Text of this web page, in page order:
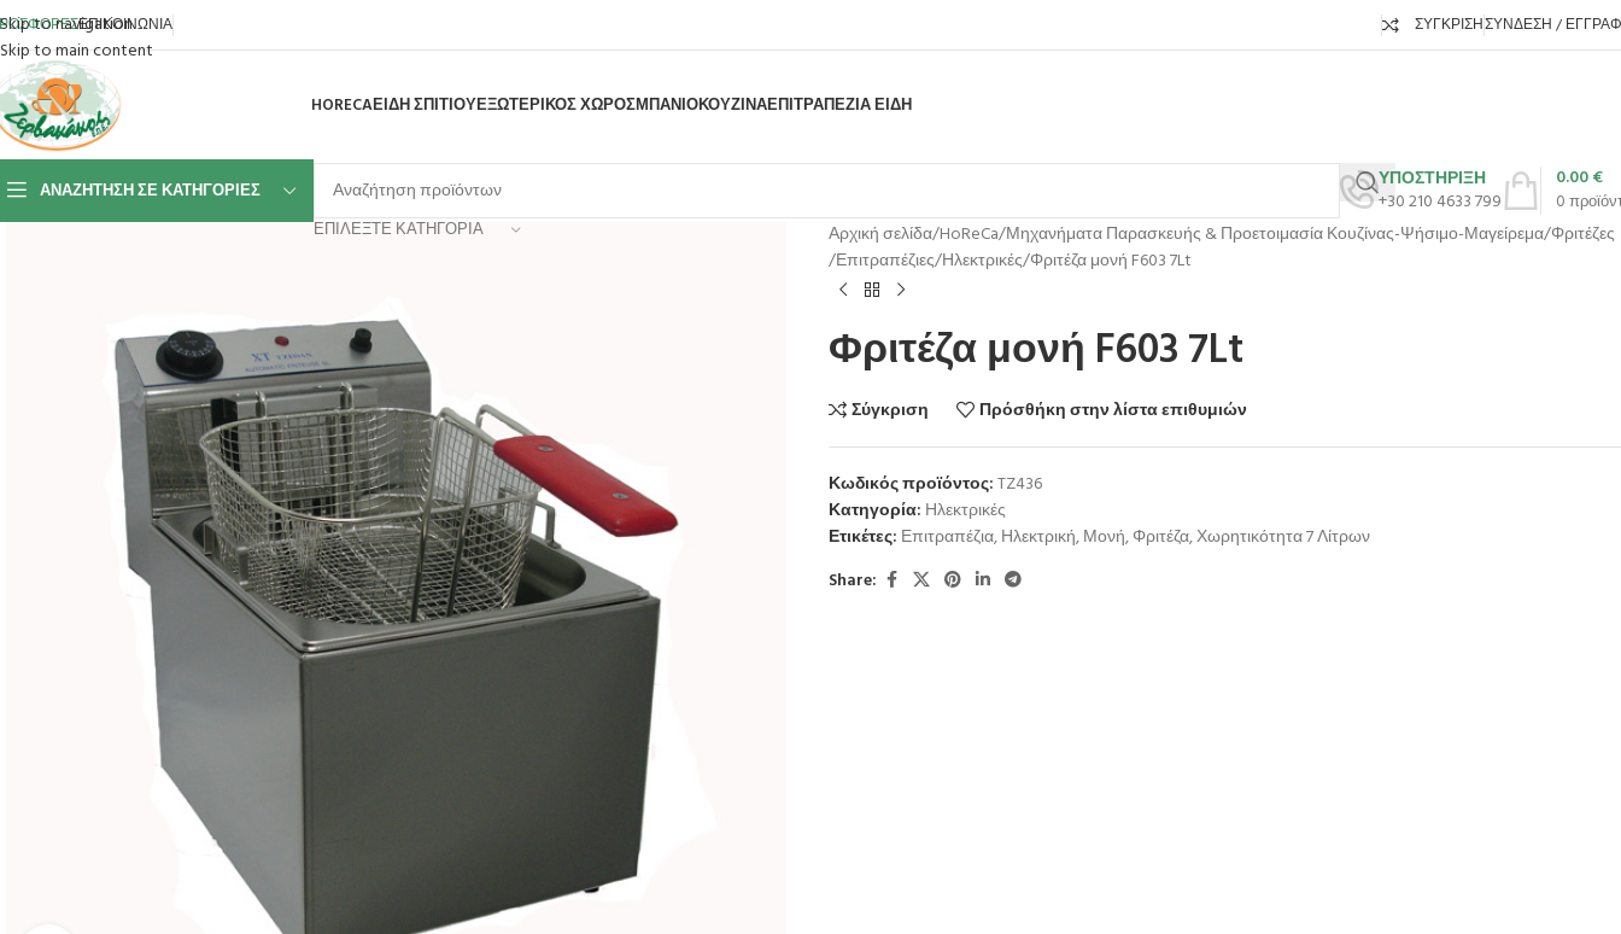
Skip to navigation
Skip to main content
ΕΠΙΚΟΙΝΩΝΙΑ ΣΎΓΚΡΙΣΗΣΎΝΔΕΣΗ /
HORECAΕΙΔΗ ΣΠΙΤΙΟΥΕΞΩΤΕΡΙΚΟΣ ΧΩΡΟΣΜΠΆΝΙΟΚΟΥΖΊΝΑΕΠΙΤΡΑΠΈΖΙΑ ΕΊΔΗ
ΑΝΑΖΉΤΗΣΗ ΣΕ ΚΑΤΗΓΟΡΊΕΣ
ΕΠΙΛΈΞΤΕ ΚΑΤΗΓΟΡΊΑ
ΥΠΟΣΤΗΡΙΞΗ
+30 210 4633 799
0
0.00€
Αρχική σελίδα HoReCa Μηχανήματα Παρασκευής & Προετοιμασία Κουζίνας-Ψήσιμο-Μαγείρεμα Φριτέζες
Επιτραπέζιες Ηλεκτρικές Φριτέζα μονή F603 7Lt
Φριτέζα μονή F603 7Lt
Σύγκριση Πρόσθήκη στην λίστα επιθυμιών
Κωδικός προϊόντος:TZ436
Κατηγορία: Ηλεκτρικές
Ετικέτες: Επιτραπέζια,Ηλεκτρική,Μονή,Φριτέζα,Χωρητικότητα 7 Λίτρων
Share: